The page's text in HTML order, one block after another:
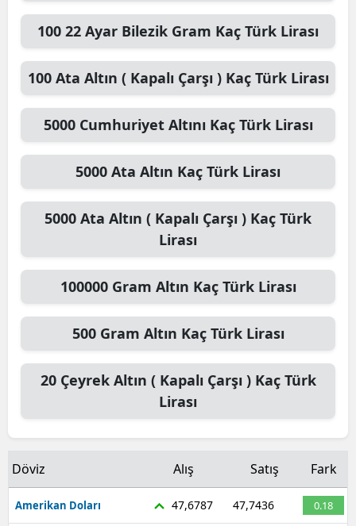
100 22 Ayar Bilezik Gram Kaç Türk Lirası
100 Ata Altın ( Kapalı Çarşı )Kaç Türk Lirası
5000 Cumhuriyet Altını Kaç Türk Lirası
5000 Ata Altın Kaç Türk Lirası
5000 Ata Altın ( Kapalı Çarşı ) Kaç Türk
Lirası
100000 Gram Altın Kaç Türk Lirası
500 Gram Altın Kaç Türk Lirası
20 Çeyrek Altın ( Kapalı Çarşı )Kaç Türk
Lirası
Döviz Alış Satış Fark
Amerikan Doları 47,6787 47,7436 0.18